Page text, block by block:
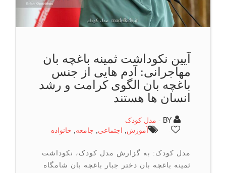
آیین نكوداشت ثمینه باغچه بان
مهاجرانی: آدم هایی از جنس
باغچه بان الگوی کرامت و رشد
انسان ها هستند
مدل کودک
آموزش,اجتماعی ,جامعه ,خانواده
مدل کودک: به گزارش مدل کودک، نکوداشت
ثمینه باغچه بان دختر جبار باغچه بان شامگاه